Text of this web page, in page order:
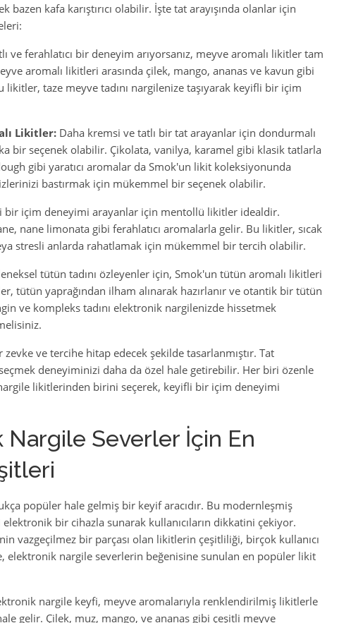
kafa karıştırıcı olabilir. İşte tat arayışında olanlar için
ve ferahlatıcı bir deneyim arıyorsanız, meyve aromalı likitler tam
aromalı likitleri arasında çilek, mango, ananas ve kavun gibi
taze meyve tadını nargilenize taşıyarak keyifli bir içim
Likitler:Daha kremsi ve tatlı bir tat arayanlar için dondurmalı
bir seçenek olabilir. Çikolata, vanilya, karamel gibi klasik tatlarla
gibi yaratıcı aromalar da Smok'un likit koleksiyonunda
bastırmak için mükemmel bir seçenek olabilir.
bir içim deneyimi arayanlar için mentollü likitler idealdir.
nane limonata gibi ferahlatıcı aromalarla gelir. Bu likitler, sıcak
stresli anlarda rahatlamak için mükemmel bir tercih olabilir.
tütün tadını özleyenler için, Smok'un tütün aromalı likitleri
tütün yaprağından ilham alınarak hazırlanır ve otantik bir tütün
ve kompleks tadını elektronik nargilenizde hissetmek
ve tercihe hitap edecek şekilde tasarlanmıştır. Tat
deneyiminizi daha da özel hale getirebilir. Her biri özenle
likitlerinden birini seçerek, keyifli bir içim deneyimi
Severler İçin En
popüler hale gelmiş bir keyif aracıdır. Bu modernleşmiş
bir cihazla sunarak kullanıcıların dikkatini çekiyor.
vazgeçilmez bir parçası olan likitlerin çeşitliliği, birçok kullanıcı
elektronik nargile severlerin beğenisine sunulan en popüler likit
nargile keyfi, meyve aromalarıyla renklendirilmiş likitlerle
gelir. Çilek, muz, mango, ve ananas gibi çeşitli meyve